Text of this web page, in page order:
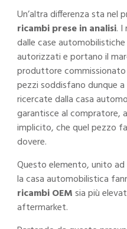
Un’altra differenza sta nel
ricambi prese in analisi. I
dalle case
autorizzati e portano il
produttore commissionato
pezzi soddisfano dunque
ricercate dalla casa
garantisce al
implicito, che quel pezzo
dovere.
Questo elemento, unito
la casa automobilistica
ricambi OEMsia più
aftermarket.